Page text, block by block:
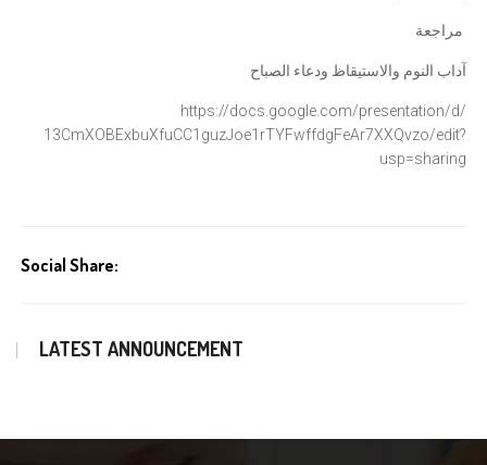
مراجعة
آداب النوم والاستيقاظ ودعاء الصباح
https://docs.google.com/presentation/d/
13CmXOBExbuXfuCC1guzJoe1rTYFwffdgFeAr7XXQvzo/edit?
usp=sharing
Social Share:
LATEST ANNOUNCEMENT